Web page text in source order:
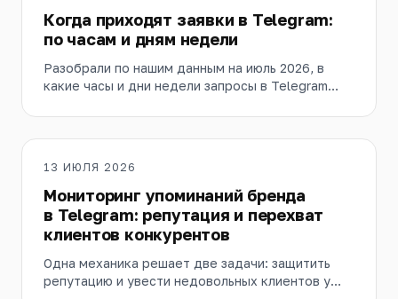
Когда приходят заявки в Telegram:
по часам и дням недели
Разобрали по нашим данным на июль 2026, в
какие часы и дни недели запросы в Telegram
чатов под наблюдением вручную физически
невозможно.
13 ИЮЛЯ 2026
Мониторинг упоминаний бренда
в Telegram: репутация и перехват
клиентов конкурентов
Одна механика решает две задачи: защитить
репутацию и увести недовольных клиентов у